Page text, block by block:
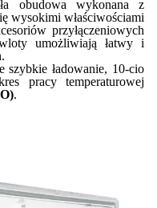
obudowa wykonana z
wysokimi właściwościami
przyłączeniowych
umożliwiają łatwy i
szybkie ładowanie, 10-cio
pracy temperaturowej
.